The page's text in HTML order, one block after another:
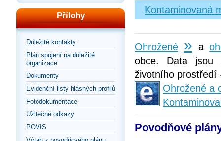
Přílohy
Důležité kontakty
Plán spojení na důležité
organizace
Dokumenty
Evidenční listy hlásných profilů
Fotodokumentace
Užitečné odkazy
POVIS
Kontaminovaná
Ohrožené » a
obce. Data jsou
životního prostředí
Ohrožené a
Povodňové